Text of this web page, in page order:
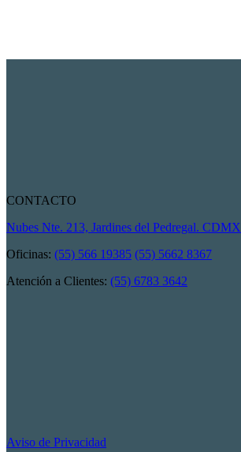
CONTACTO
Nubes Nte. 213, Jardines del Pedregal. CDMX
Oficinas: (55) 566 19385 (55) 5662 8367
Atención a Clientes: (55) 6783 3642
Aviso de Privacidad